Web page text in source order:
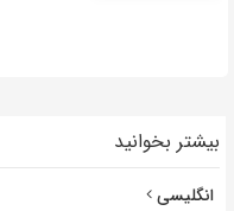
بیشتر بخوانید
انگلیسی